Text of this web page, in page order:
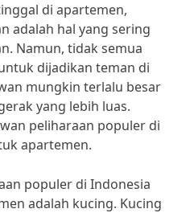
di apartemen,
adalah hal yang sering
Namun, tidak semua
dijadikan teman di
mungkin terlalu besar
yang lebih luas.
peliharaan populer di
apartemen.
populer di Indonesia
adalah kucing. Kucing